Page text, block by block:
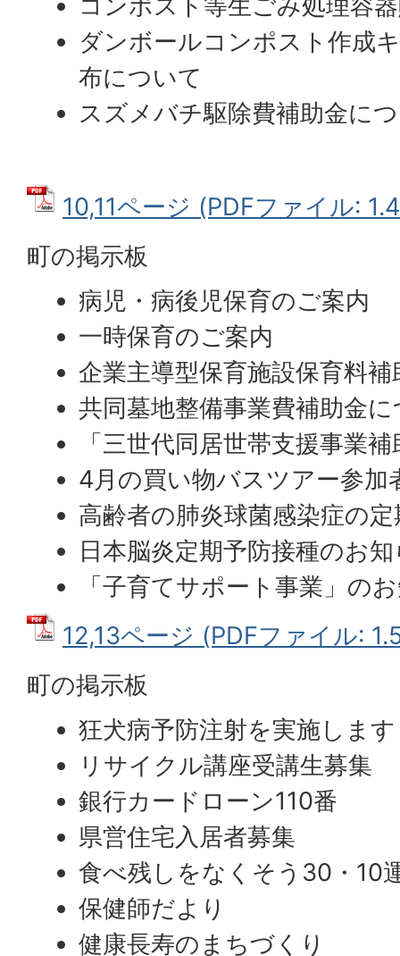
ダンボールコンポスト作成
布について
スズメバチ駆除費補助金に
10,11ページ (PDFファイル:
町の掲示板
病児・病後児保育のご案内
一時保育のご案内
企業主導型保育施設保育料
共同墓地整備事業費補助金
「三世代同居世帯支援事業
4月の買い物バスツアー参加
高齢者の肺炎球菌感染症の
日本脳炎定期予防接種のお
「子育てサポート事業」の
12,13ページ (PDFファイル:
町の掲示板
狂犬病予防注射を実施します
リサイクル講座受講生募集
銀行カードローン110番
県営住宅入居者募集
食べ残しをなくそう30・10
保健師だより
健康長寿のまちづくり